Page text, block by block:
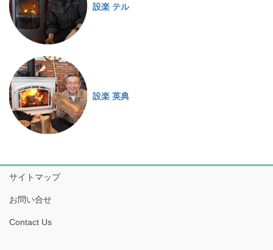
設楽 テル
設楽 英典
サイトマップ
お問い合せ
Contact Us